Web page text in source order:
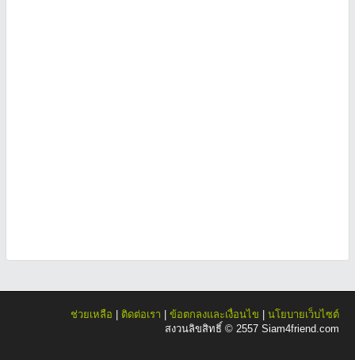
ช่วยเหลือ ติดต่อเรา ข้อตกลงและเงื่อนไข
นโยบายเว็บไซต์
สงวนลิขสิทธิ์ © 2557 Siam4friend.com